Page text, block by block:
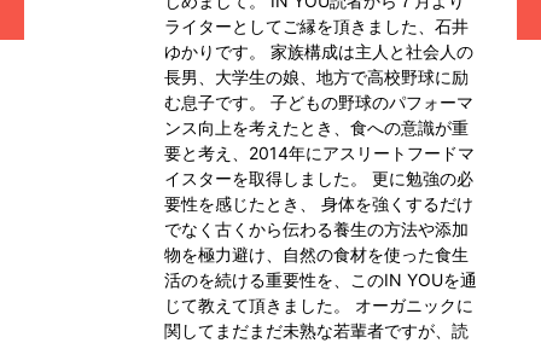
ライターとしてご縁を頂きました、石井
ゆかりです。 家族構成は主人と社会人の
長男、大学生の娘、地方で高校野球に励
む息子です。 子どもの野球のパフォーマ
ンス向上を考えたとき、食への意識が重
要と考え、2014年にアスリートフードマ
イスターを取得しました。 更に勉強の必
要性を感じたとき、 身体を強くするだけ
でなく古くから伝わる養生の方法や添加
物を極力避け、自然の食材を使った食生
活のを続ける重要性を、このIN YOUを通
じて教えて頂きました。 オーガニックに
関してまだまだ未熟な若輩者ですが、読